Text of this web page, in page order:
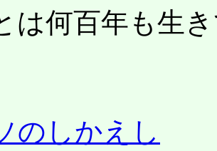
は何百年も生
のしかえし